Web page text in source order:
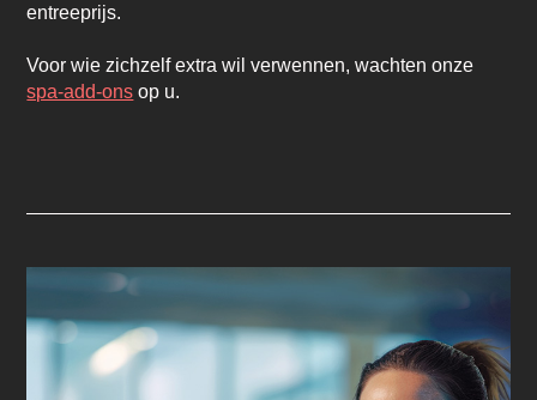
entreeprijs.
Voor wie zichzelf extra wil verwennen, wachten onze
spa-add-ons op u.